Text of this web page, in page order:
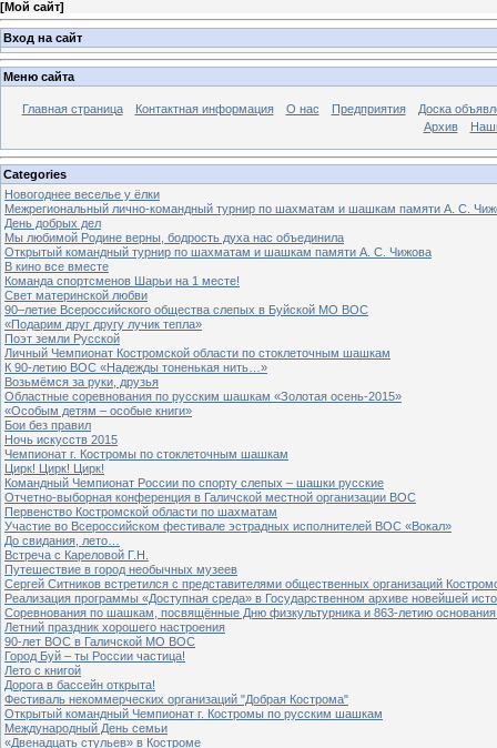
[Мой сайт]
Вход на сайт
Меню сайта
Главная страница Контактная информация О нас Предприятия
Доска
Архив
Categories
Новогоднее веселье у ёлки
Межрегиональный лично-командный турнир по шахматам и шашкам памяти А. С.
День добрых дел
Мы любимой Родине верны, бодрость духа нас объединила
Открытый командный турнир по шахматам и шашкам памяти А. С. Чижова
В кино все вместе
Команда спортсменов Шарьи на 1 месте!
Свет материнской любви
90–летие Всероссийского общества слепых в Буйской МО ВОС
«Подарим друг другу лучик тепла»
Поэт земли Русской
Личный Чемпионат Костромской области по стоклеточным шашкам
К 90-летию ВОС «Надежды тоненькая нить…»
Возьмёмся за руки, друзья
Областные соревнования по русским шашкам «Золотая осень-2015»
«Особым детям – особые книги»
Бои без правил
Ночь искусств 2015
Чемпионат г. Костромы по стоклеточным шашкам
Цирк! Цирк! Цирк!
Командный Чемпионат России по спорту слепых – шашки русские
Отчетно-выборная конференция в Галичской местной организации ВОС
Первенство Костромской области по шахматам
Участие во Всероссийском фестивале эстрадных исполнителей ВОС «Вокал»
До свидания, лето…
Встреча с Кареловой Г.Н.
Путешествие в город необычных музеев
Сергей Ситников встретился с представителями общественных организаций
Реализация программы «Доступная среда» в Государственном архиве новейшей
Соревнования по шашкам, посвящённые Дню физкультурника и 863-летию основания
Летний праздник хорошего настроения
90-лет ВОС в Галичской МО ВОС
Город Буй – ты России частица!
Лето с книгой
Дорога в бассейн открыта!
Фестиваль некоммерческих организаций "Добрая Кострома"
Открытый командный Чемпионат г. Костромы по русским шашкам
Международный День семьи
«Двенадцать стульев» в Костроме